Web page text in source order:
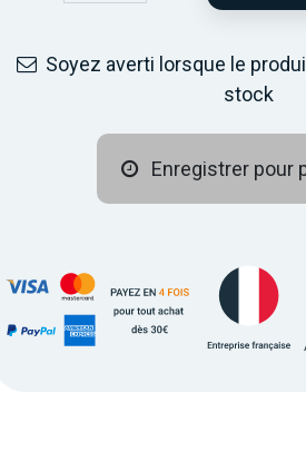
Soyez averti lorsque le
stock
Enregistrer pour